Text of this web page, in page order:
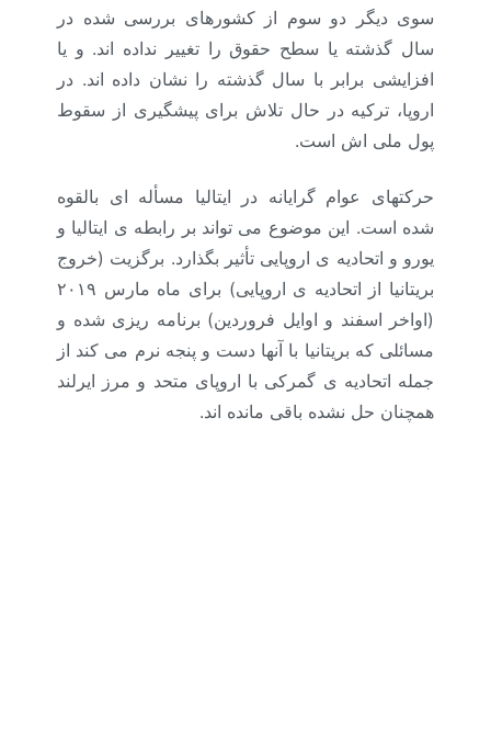
سوی دیگر دو سوم از کشورهای بررسی شده در
سال گذشته یا سطح حقوق را تغییر نداده اند. و یا
افزایشی برابر با سال گذشته را نشان داده اند. در
اروپا، ترکیه در حال تلاش برای پیشگیری از سقوط
پول ملی اش است.
حرکتهای عوام گرایانه در ایتالیا مسأله ای بالقوه
شده است. این موضوع می تواند بر رابطه ی ایتالیا و
یورو و اتحادیه ی اروپایی تأثیر بگذارد. برگزیت (خروج
بریتانیا از اتحادیه ی اروپایی) برای ماه مارس ۲۰۱۹
(اواخر اسفند و اوایل فروردین) برنامه ریزی شده و
مسائلی که بریتانیا با آنها دست و پنجه نرم می کند از
جمله اتحادیه ی گمرکی با اروپای متحد و مرز ایرلند
همچنان حل نشده باقی مانده اند.